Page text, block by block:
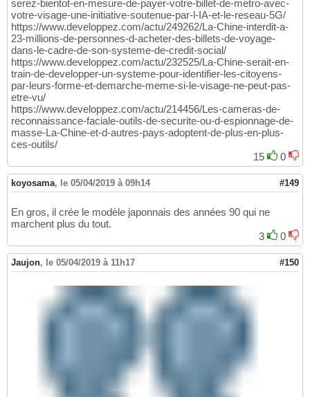
serez-bientot-en-mesure-de-payer-votre-billet-de-metro-avec-
votre-visage-une-initiative-soutenue-par-l-IA-et-le-reseau-5G/
https://www.developpez.com/actu/249262/La-Chine-interdit-a-
23-millions-de-personnes-d-acheter-des-billets-de-voyage-
dans-le-cadre-de-son-systeme-de-credit-social/
https://www.developpez.com/actu/232525/La-Chine-serait-en-
train-de-developper-un-systeme-pour-identifier-les-citoyens-
par-leurs-forme-et-demarche-meme-si-le-visage-ne-peut-pas-
etre-vu/
https://www.developpez.com/actu/214456/Les-cameras-de-
reconnaissance-faciale-outils-de-securite-ou-d-espionnage-de-
masse-La-Chine-et-d-autres-pays-adoptent-de-plus-en-plus-
ces-outils/
15
0
koyosama, le 05/04/2019 à 09h14 #149
En gros, il crée le modèle japonnais des années 90 qui ne
marchent plus du tout.
3
0
Jaujon, le 05/04/2019 à 11h17 #150